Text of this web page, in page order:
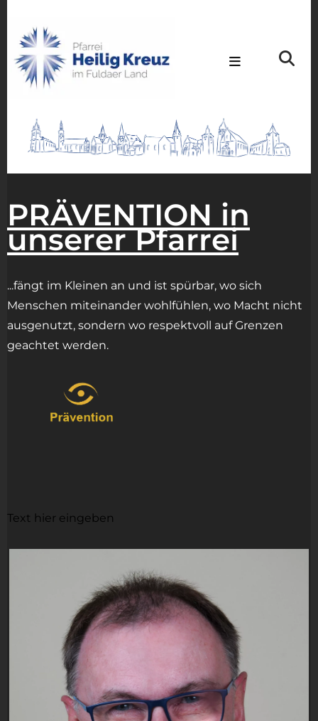
PRÄVENTION in
unserer Pfarrei
...fängt im Kleinen an und ist spürbar, wo sich
Menschen miteinander wohlfühlen, wo Macht nicht
ausgenutzt, sondern wo respektvoll auf Grenzen
geachtet werden.
Text hier eingeben